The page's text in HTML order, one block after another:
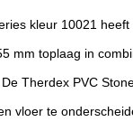
kleur 10021
mm toplaag in
Therdex PVC
vloer te